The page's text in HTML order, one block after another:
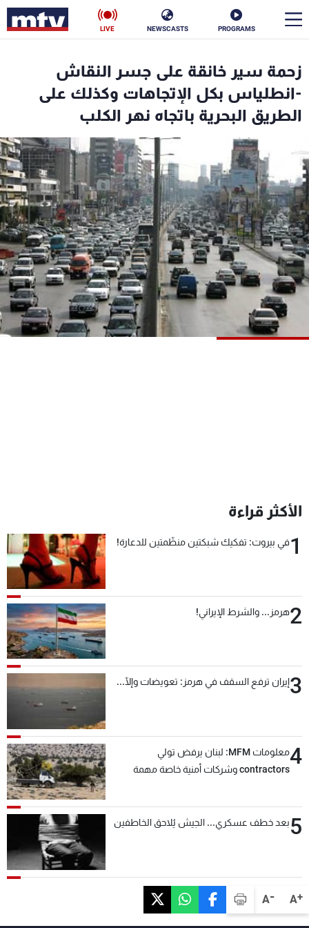
PROGRAMS
NEWSCASTS
LIVE
A+
A-
زحمة سير خانقة على جسر النقاش
-انطلياس بكل الإتجاهات وكذلك على
الطريق البحرية باتجاه نهر الكلب
الأكثر قراءة
1في بيروت: تفكيك شبكتين منظّمتين للدعارة!
2هرمز... والشرط الإيراني!
3إيران ترفع السقف في هرمز: تعويضات وإلّا...
4
معلومات MFM: لبنان يرفض تولي
contractors وشركات أمنية خاصة مهمة
5بعد خطف عسكري... الجيش يُلاحق الخاطفين
الأخبار
سياسة ناس
إقتصاد فن
منوعات رياضة
كأس العالم
البرامج
جدول البرامج
شاهد البرامج
الترددات